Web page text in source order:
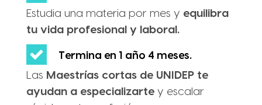
Estudia una materia por mes y equilibra
tu vida profesional y laboral.
Termina en 1 año 4 meses.
Las Maestrías cortas de UNIDEP te
ayudan a especializartey escalar